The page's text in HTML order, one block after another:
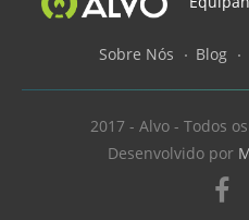
Sobre Nós Blog
2017 - Alvo - Todos
Desenvolvido por